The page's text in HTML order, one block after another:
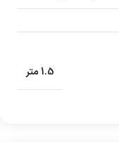
1.5 متر